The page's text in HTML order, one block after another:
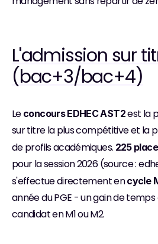
L'admission sur
(bac+3/bac+4)
Le concours EDHEC AST2 est la
sur titre la plus compétitive et la
de profils académiques. 225
pour la session 2026 (source :
s'effectue directement en cycle
année du PGE - un gain de
candidat en M1 ou M2.